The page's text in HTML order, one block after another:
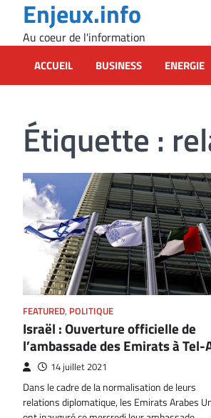
content
Enjeux.info
Au coeur de l'information
ACCUEIL BUSINESS ENERGIE
Étiquette :
FEATURED, POLITIQUE
Israël : Ouverture officielle de
l’ambassade des Emirats à Tel-
14 juillet 2021
Dans le cadre de la normalisation de leurs
relations diplomatique, les Emirats Arabes